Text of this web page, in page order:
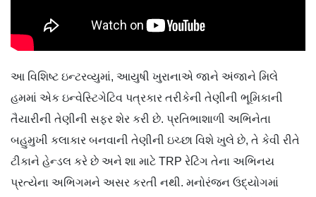
આ વિશિષ્ટ ઇન્ટરવ્યુમાં, આયુષી ખુરાનાએ જાને અંજાને મિલે
હમમાં એક ઇન્વેસ્ટિગેટિવ પત્રકાર તરીકેની તેણીની ભૂમિકાની
તૈયારીની તેણીની સફર શેર કરી છે. પ્રતિભાશાળી અભિનેતા
બહુમુખી કલાકાર બનવાની તેણીની ઇચ્છા વિશે ખુલે છે, તે કેવી રીતે
ટીકાને હેન્ડલ કરે છે અને શા માટે TRP રેટિંગ તેના અભિનય
પ્રત્યેના અભિગમને અસર કરતી નથી. મનોરંજન ઉદ્યોગમાં